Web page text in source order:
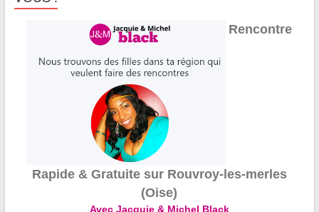
Rencontre
Rapide & Gratuite sur Rouvroy-les-merles
(Oise)
Avec Jacquie & Michel Black